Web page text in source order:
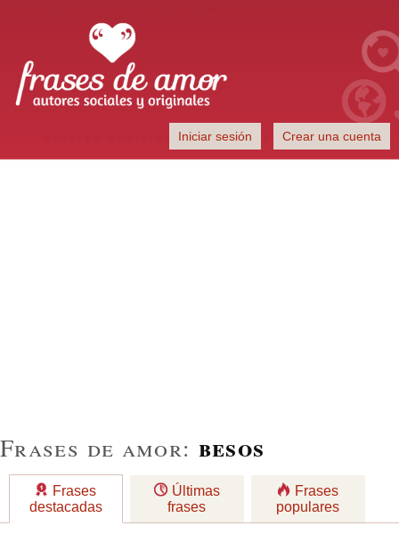
Autores sociales y originales
Iniciar sesión Crear una cuenta
Frases de amor: besos
Frases
destacadas
Últimas
frases
Frases
populares